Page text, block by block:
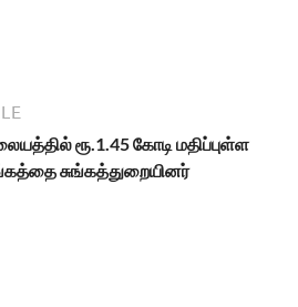
ரூ.1.45 கோடி மதிப்புள்ள
சுங்கத்துறையினர்